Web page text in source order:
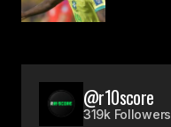
@r10score
319k Followers